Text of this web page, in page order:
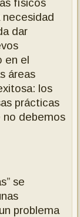
necesidad
dar
en el
áreas
los
prácticas
no debemos
se
problema